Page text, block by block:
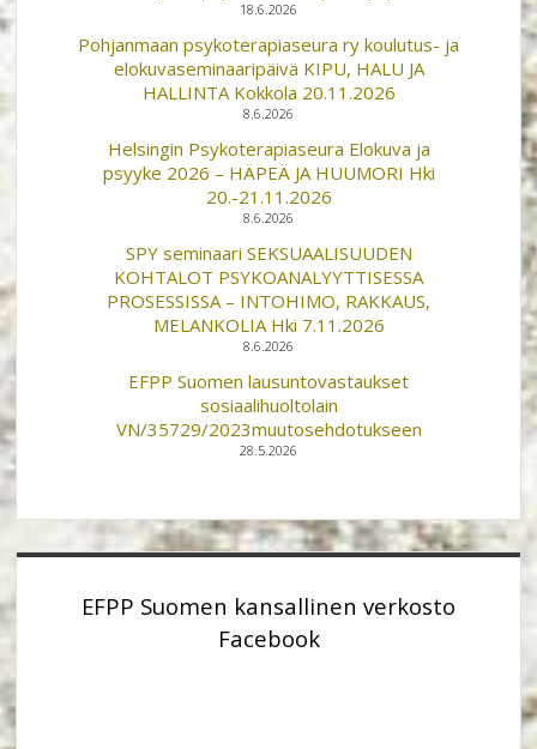
18.6.2026
Pohjanmaan psykoterapiaseura ry koulutus- ja
elokuvaseminaaripäivä KIPU, HALU JA
HALLINTA Kokkola 20.11.2026
8.6.2026
Helsingin Psykoterapiaseura Elokuva ja
psyyke 2026 – HÄPEÄ JA HUUMORI Hki
20.-21.11.2026
8.6.2026
SPY seminaari SEKSUAALISUUDEN
KOHTALOT PSYKOANALYYTTISESSA
PROSESSISSA – INTOHIMO, RAKKAUS,
MELANKOLIA Hki 7.11.2026
8.6.2026
EFPP Suomen lausuntovastaukset
sosiaalihuoltolain
VN/35729/2023muutosehdotukseen
28.5.2026
EFPP Suomen kansallinen verkosto
Facebook